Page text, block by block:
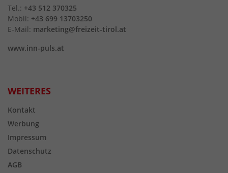
Tel.: +43 512 370325
Mobil: +43 699 13703250
E-Mail: marketing@freizeit-tirol.at
www.inn-puls.at
WEITERES
Kontakt
Werbung
Impressum
Datenschutz
AGB